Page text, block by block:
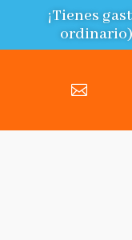
¡Tienes
ordinario)
